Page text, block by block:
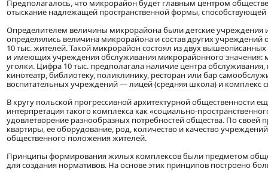
Предполагалось, что микрорайон будет главным центром
отыскание надлежащей пространственной формы,
Определителем величины микрорайона были детские учреждения
определялись величина микрорайона и состав других
10 тыс. жителей. Такой микрорайон состоял из двух
и имеющих учреждения обслуживания микрорайонного значения:
уголки. Цифра 10 тыс. предполагала наличие центра
кинотеатр, библиотеку, поликлинику, ресторан или бар
воспитательных учреждений — лицей (средняя школа) и
В кругу польской прогрессивной архитектурной общественности
интерпретация такого комплекса как «социально-
удовлетворение разнообразных потребностей общества. По своей
квартиры, ее оборудование, род, количество и качество
общественного положения жителей.
Принципы формирования жилых комплексов были предметом
для создания нормативов. На основе этих принципов построено